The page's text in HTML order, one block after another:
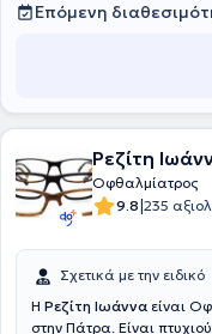
Επόμενη
Ρεζίτη
Οφθαλμίατρος
9.8|235
Σχετικά με την ειδικό
Η Ρεζίτη Ιωάννα είναι
στην Πάτρα. Είναι